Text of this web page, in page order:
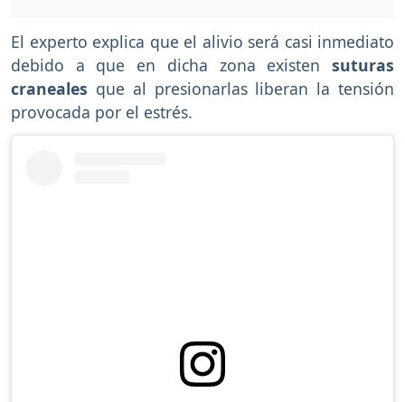
El experto explica que el alivio será casi inmediato
debido a que en dicha zona existen suturas
craneales que al presionarlas liberan la tensión
provocada por el estrés.